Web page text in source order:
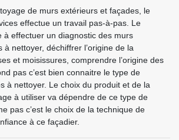
de murs extérieurs et façades, le
effectue un travail pas-à-pas. Le
à effectuer un diagnostic des murs
nettoyer, déchiffrer l’origine de la
et moisissures, comprendre l’origine des
pas c’est bien connaitre le type de
à nettoyer. Le choix du produit et de la
à utiliser va dépendre de ce type de
pas c’est le choix de la technique de
à ce façadier.